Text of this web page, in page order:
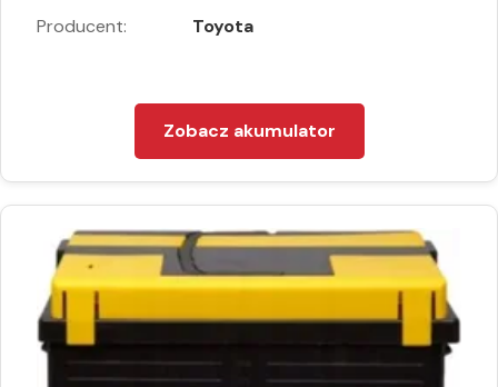
Producent: Toyota
Zobacz akumulator